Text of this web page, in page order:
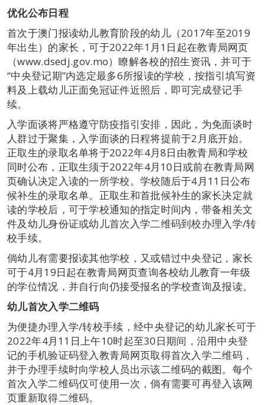
优化公布日程
首次于澳门报读幼儿教育阶段的幼儿（2017年至2019
年出生）的家长，可于2022年1月1日起在教青局网页
（www.dsedj.gov.mo）瞭解各校的招生资讯，并可于
“中央登记期”内选定最多6所报读的学校，按指引填写资
料及上载幼儿正面免冠证件近照后，即可完成登记手
续。
入学面谈将严格遵守防疫指引安排，因此，为免面谈时
人群过于聚集，入学面谈的日程将提前于2月底开始。
正取生的录取名单将于2022年4月8日由教青局和学校
同时公布，正取生须于2022年4月10日或前在教青局网
页确认决定入读的一所学校。学校随后于4月11日公布
候补生的录取名单。正取生和首批候补生的家长决定就
读的学校后，可于学校通知的指定时间内，带备相关文
件及幼儿身份证或幼儿首次入学二维码到校办理入学/转
校手续。
倘幼儿有需要报读其他学校，又或错过中央登记，家长
可于4月19日起在教青局网页查询各校幼儿教育一年级
的学位情况，并自行向仍接受报名的学校查询及报读。
幼儿首次入学二维码
为便捷办理入学/转校手续，经中央登记的幼儿家长可于
2022年4月11日上午10时起至30日期间，沿用中央登
记的手机验证码登入教青局网页取得首次入学二维码，
并于办理手续时向学校人员出示该二维码的截图。每个
首次入学二维码仅可使用一次，倘有需要可再登入该网
页重新取得二维码。